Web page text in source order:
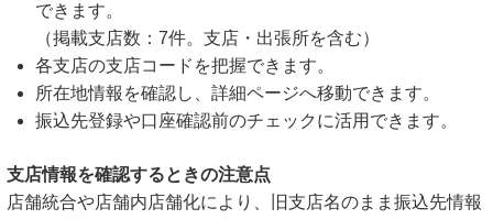
できます。
（掲載支店数：7件。支店・出張所を含む）
各支店の支店コードを把握できます。
所在地情報を確認し、詳細ページへ移動できます。
振込先登録や口座確認前のチェックに活用できます。
支店情報を確認するときの注意点
店舗統合や店舗内店舗化により、旧支店名のまま振込先情報